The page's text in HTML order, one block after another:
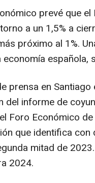
prevé que
a un 1,5% a
próximo al 1%.
economía
prensa en
del informe de
Foro Económico
que identifica
mitad de
2024.